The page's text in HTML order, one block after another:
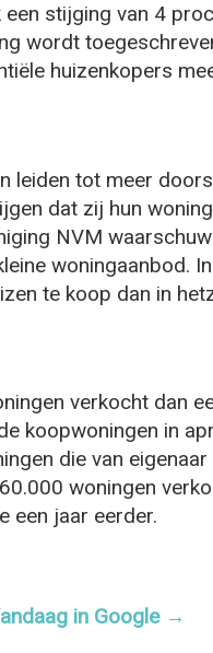
stijging van 4
wordt
huizenkopers
leiden tot meer
dat zij hun
NVM
woningaanbod.
te koop dan in
verkocht dan
koopwoningen in
die van
woningen
een jaar eerder.
in Google →